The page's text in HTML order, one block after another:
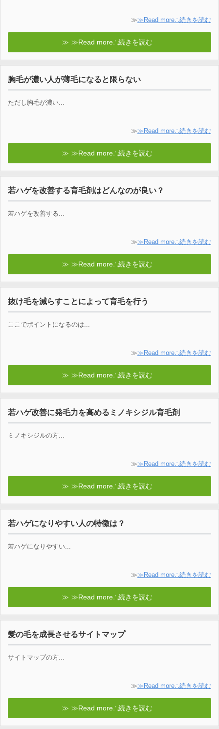
≫≫Read more∴続きを読む
≫Read more∴続きを読む
胸毛が濃い人が薄毛になると限らない
ただし胸毛が濃い...
≫≫Read more∴続きを読む
≫Read more∴続きを読む
若ハゲを改善する育毛剤はどんなのが良い？
若ハゲを改善する...
≫≫Read more∴続きを読む
≫Read more∴続きを読む
抜け毛を減らすことによって育毛を行う
ここでポイントになるのは...
≫≫Read more∴続きを読む
≫Read more∴続きを読む
若ハゲ改善に発毛力を高めるミノキシジル育毛剤
ミノキシジルの方...
≫≫Read more∴続きを読む
≫Read more∴続きを読む
若ハゲになりやすい人の特徴は？
若ハゲになりやすい...
≫≫Read more∴続きを読む
≫Read more∴続きを読む
髪の毛を成長させるサイトマップ
サイトマップの方...
≫≫Read more∴続きを読む
≫Read more∴続きを読む